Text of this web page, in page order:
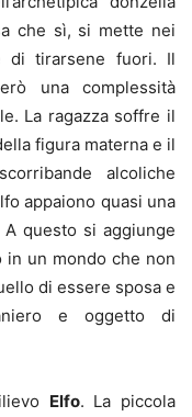
che sì, si mette nei
di tirarsene fuori. Il
una complessità
La ragazza soffre il
figura materna e il
alcoliche
appaiono quasi una
questo si aggiunge
in un mondo che non
di essere sposa e
e oggetto di
Elfo. La piccola